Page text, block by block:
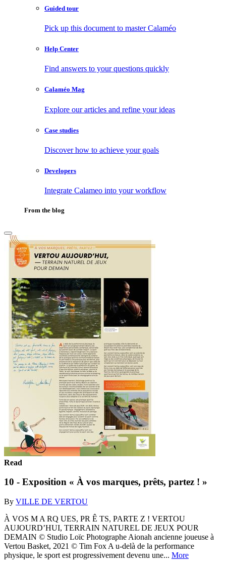
Guided tour
Pick up this document to master Calaméo
Help Center
Find answers to your questions quickly
Calaméo Mag
Explore our articles and refine your ideas
Case studies
Discover how to achieve your goals
Developers
Integrate Calameo into your workflow
From the blog
Read
10 - Exposition « À vos marques, prêts, partez ! »
By VILLE DE VERTOU
À VOS M A RQ UES, PR Ê TS, PARTE Z ! VERTOU
AUJOURD’HUI, TERRAIN NATUREL DE JEUX POUR
DEMAIN © Studio Loïc Photographe Aionah ancienne joueuse à
Vertou Basket, 2021 © Tim Fox A u-delà de la performance
physique, le sport est progressivement devenu une... More